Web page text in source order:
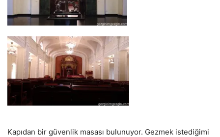
Kapıdan bir güvenlik masası bulunuyor. Gezmek istediğimi